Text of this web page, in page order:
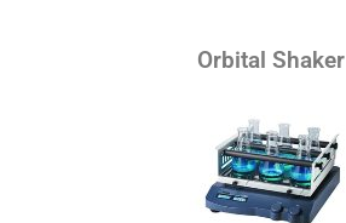
Orbital Shaker